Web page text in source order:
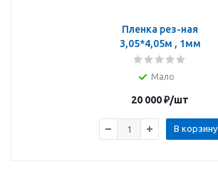
Пленка рез-ная
3,05*4,05м , 1мм
Мало
20 000₽/шт
В корзину